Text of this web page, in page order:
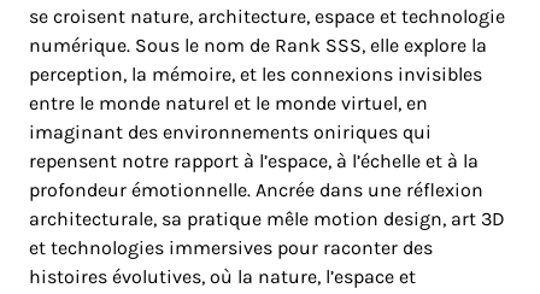
se croisent nature, architecture, espace et technologie
numérique. Sous le nom de Rank SSS, elle explore la
perception, la mémoire, et les connexions invisibles
entre le monde naturel et le monde virtuel, en
imaginant des environnements oniriques qui
repensent notre rapport à l’espace, à l’échelle et à la
profondeur émotionnelle. Ancrée dans une réflexion
architecturale, sa pratique mêle motion design, art 3D
et technologies immersives pour raconter des
histoires évolutives, où la nature, l’espace et